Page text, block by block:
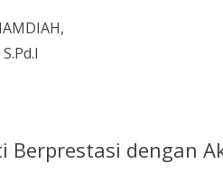
Berprestasi dengan